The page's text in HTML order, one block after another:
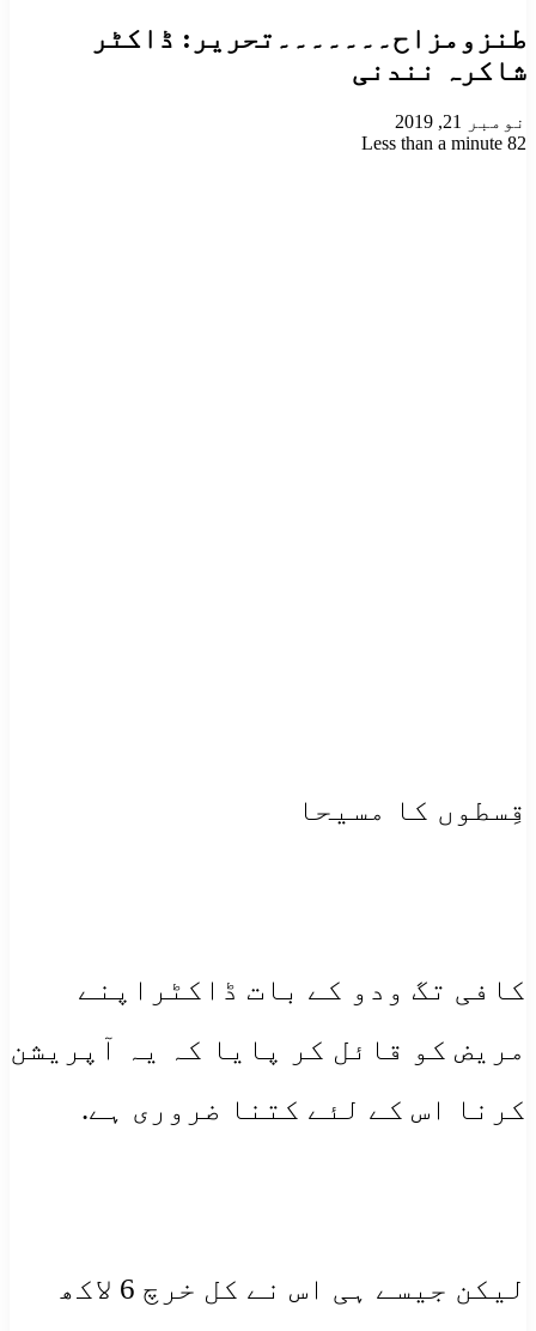
طنزومزاح۔۔۔۔۔۔۔تحریر: ڈاکٹر
شاکرہ نندنی
نومبر 21, 2019
82
Less than a minute
قِسطوں کا مسیحا
کافی تگ ودو کے بات ڈاکٹراپنے
مریض کو قائل کر پایا کہ یہ آپریشن
کرنا اس کے لئے کتنا ضروری ہے.
لیکن جیسے ہی اس نے کل خرچ 6 لاکھ